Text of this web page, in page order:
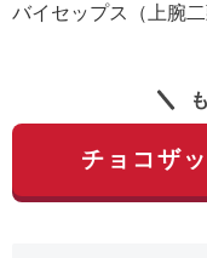
バイセップス（上腕
チョコザ